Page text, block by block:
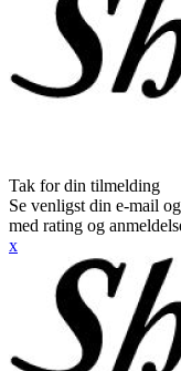
Tak for din tilmelding
Se venligst din e-mail
med rating og
x